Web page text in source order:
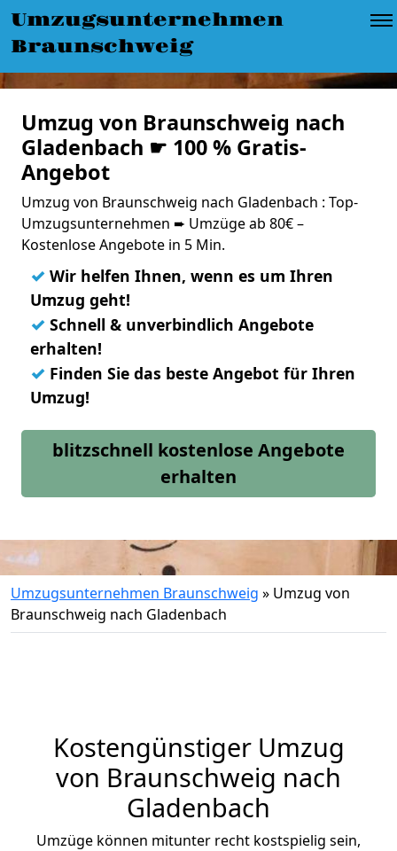
Umzugsunternehmen
Braunschweig
Umzug von Braunschweig nach
Gladenbach ☛ 100 % Gratis-
Angebot
Umzug von Braunschweig nach Gladenbach : Top-
Umzugsunternehmen ➨ Umzüge ab 80€ –
Kostenlose Angebote in 5 Min.
✓ Wir helfen Ihnen, wenn es um Ihren
Umzug geht!
✓ Schnell & unverbindlich Angebote
erhalten!
✓ Finden Sie das beste Angebot für Ihren
Umzug!
blitzschnell kostenlose Angebote
erhalten
Umzugsunternehmen Braunschweig » Umzug von
Braunschweig nach Gladenbach
Kostengünstiger Umzug
von Braunschweig nach
Gladenbach
Umzüge können mitunter recht kostspielig sein,